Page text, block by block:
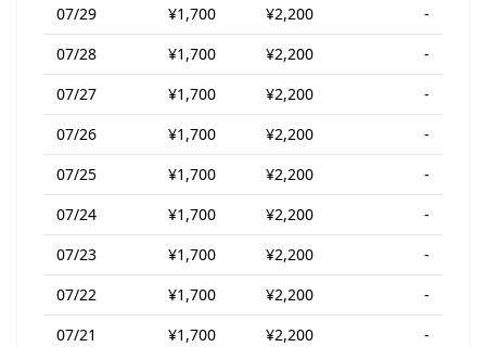
07/29
¥1,700 ¥2,200
-
07/28
¥1,700 ¥2,200
-
07/27
¥1,700 ¥2,200
-
07/26
¥1,700 ¥2,200
-
07/25
¥1,700 ¥2,200
-
07/24
¥1,700 ¥2,200
-
07/23
¥1,700 ¥2,200
-
07/22
¥1,700 ¥2,200
-
07/21
¥1,700 ¥2,200
-